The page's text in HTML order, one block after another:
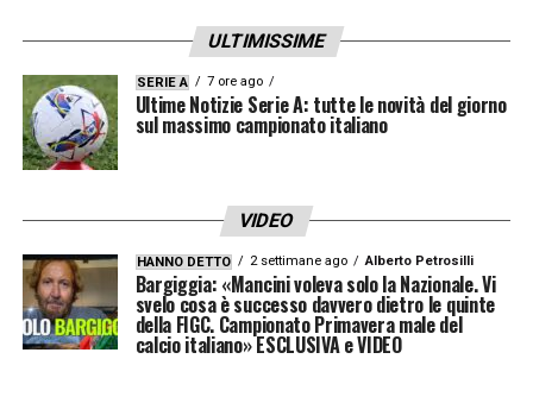
ULTIMISSIME
SERIE A 7 ore ago
Ultime Notizie Serie A: tutte le novità del giorno
sul massimo campionato italiano
VIDEO
HANNO DETTO 2 settimane ago Alberto Petrosilli
Bargiggia: «Mancini voleva solo la Nazionale. Vi
svelo cosa è successo davvero dietro le quinte
della FIGC. Campionato Primavera male del
calcio italiano» ESCLUSIVA e VIDEO